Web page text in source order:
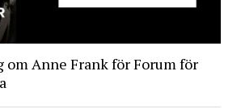
Anne Frank för Forum för